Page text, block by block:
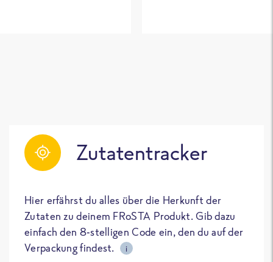
Zutatentracker
Hier erfährst du alles über die Herkunft der
Zutaten zu deinem FRoSTA Produkt. Gib dazu
einfach den 8-stelligen Code ein, den du auf der
Verpackung findest.
i